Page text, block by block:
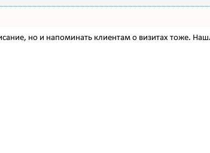
но и напоминать клиентам о визитах тоже.